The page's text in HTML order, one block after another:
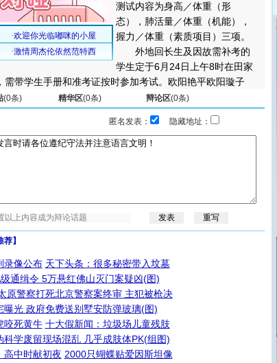
测试内容为身高／体重（形
态），肺活量／体重（机能），
握力／体重（素质项目）三项。
外地回长生及因故需补考的
学生定于6月24日上午8时在田家
带学生手册和准考证按时参加考试。欧阳艳平欧阳璇子
(0条) 精华区(0条) 辩论区(0条)
匿名发表： 隐藏地址：
】
录像公布 天下头条：很多秘密带入坟墓
通缉令 5万悬红佛山灭门案疑凶(图)
原警察打死北京警察案终审 主犯被枪决
曝光 政府免费送别墅安防弹玻璃(图)
咬死黄牛 十大假新闻：垃圾场儿童残肢
科学废留现场混乱 几乎成肢体PK(组图)
高中时献初夜 2000只蝴蝶贴爱因斯坦像